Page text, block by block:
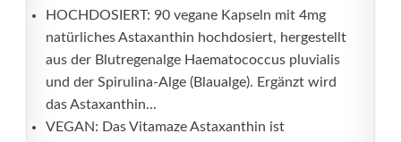
HOCHDOSIERT: 90 vegane Kapseln mit 4mg
natürliches Astaxanthin hochdosiert, hergestellt
aus der Blutregenalge Haematococcus pluvialis
und der Spirulina-Alge (Blaualge). Ergänzt wird
das Astaxanthin...
VEGAN: Das Vitamaze Astaxanthin ist